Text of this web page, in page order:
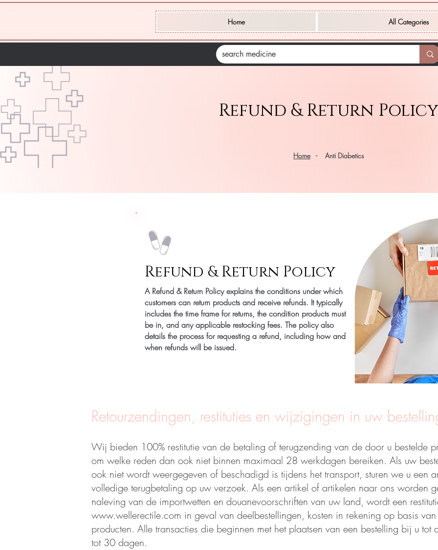
Home All Categories
Refund & Return Policy
Home- Anti Diabetics
Refund & Return Policy
A Refund & Return Policy explains the conditions under which
customers can return products and receive refunds. It typically
includes the time frame for returns, the condition products must
be in, and any applicable restocking fees. The policy also
details the process for requesting a refund, including how and
when refunds will be issued.
Retourzendingen, restituties en wijzigingen in uw
Wij bieden 100% restitutie van de betaling of terugzending van de door u bestelde
om welke reden dan ook niet binnen maximaal 28 werkdagen bereiken. Als uw
ook niet wordt weergegeven of beschadigd is tijdens het transport, sturen we u een
volledige terugbetaling op uw verzoek. Als een artikel of artikelen naar ons worden
naleving van de importwetten en douanevoorschriften van uw land, wordt een
www.wellerectile.com in geval van deelbestellingen, kosten in rekening op basis
producten. Alle transacties die beginnen met het plaatsen van een bestelling bij u
tot 30 dagen.